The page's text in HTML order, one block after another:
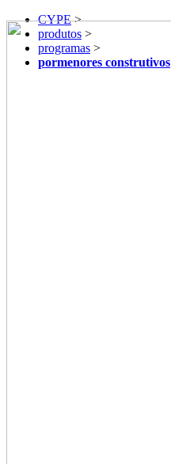
CYPE>
produtos >
programas >
pormenores construtivos